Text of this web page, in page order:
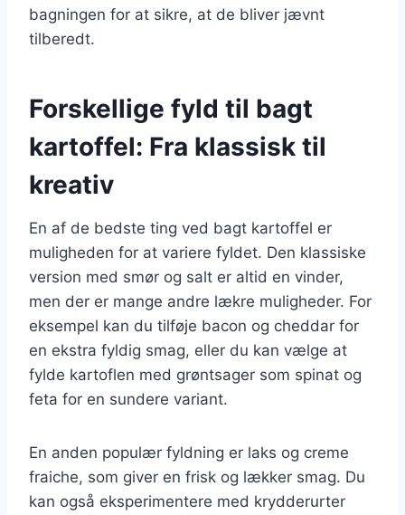
bagningen for at sikre, at de bliver jævnt
tilberedt.
Forskellige fyld til bagt
kartoffel: Fra klassisk til
kreativ
En af de bedste ting ved bagt kartoffel er
muligheden for at variere fyldet. Den klassiske
version med smør og salt er altid en vinder,
men der er mange andre lækre muligheder. For
eksempel kan du tilføje bacon og cheddar for
en ekstra fyldig smag, eller du kan vælge at
fylde kartoflen med grøntsager som spinat og
feta for en sundere variant.
En anden populær fyldning er laks og creme
fraiche, som giver en frisk og lækker smag. Du
kan også eksperimentere med krydderurter